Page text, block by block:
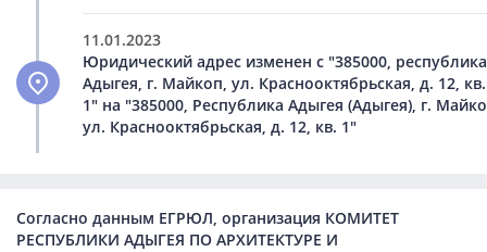
11.01.2023
Юридический адрес изменен с "385000, республика
Адыгея, г. Майкоп, ул. Краснооктябрьская, д. 12, кв.
1" на "385000, Республика Адыгея (Адыгея), г.
ул. Краснооктябрьская, д. 12, кв. 1"
Согласно данным ЕГРЮЛ, организация КОМИТЕТ
РЕСПУБЛИКИ АДЫГЕЯ ПО АРХИТЕКТУРЕ И